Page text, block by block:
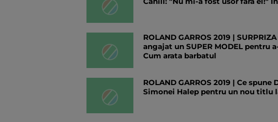
ROLAND GARROS 2019 |
angajat un SUPER MODEL pentru
Cum arata barbatul
ROLAND GARROS 2019 | Ce
Simonei Halep pentru un nou titlu